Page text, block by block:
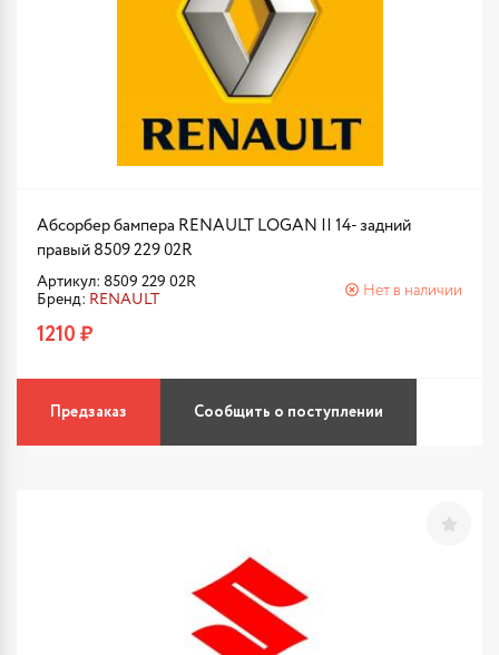
Абсорбер бампера RENAULT LOGAN II 14- задний
правый 8509 229 02R
Артикул: 8509 229 02R
Бренд: RENAULT
Нет в наличии
1210 ₽
Предзаказ Сообщить о поступлении